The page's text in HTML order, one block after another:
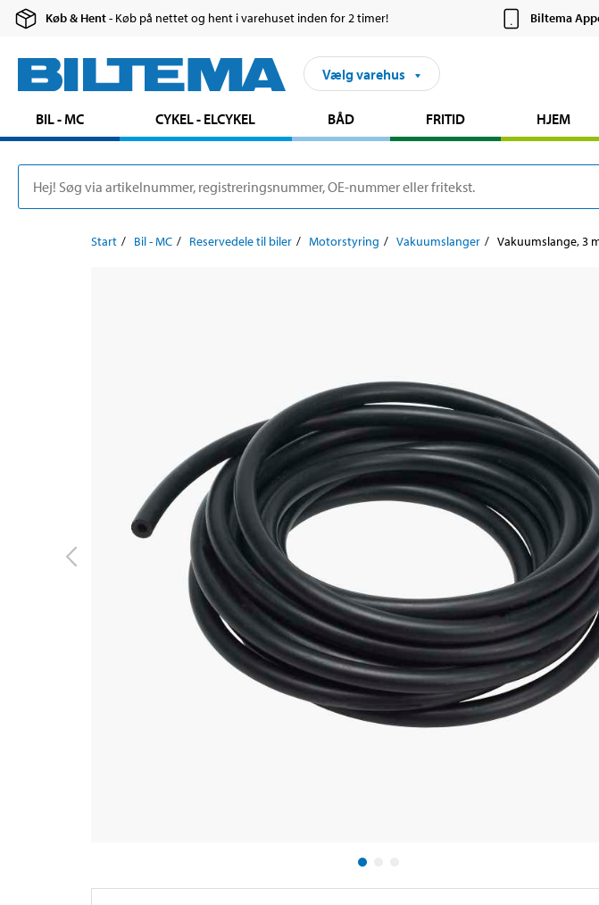
Køb & Hent- Køb på nettet og hent i varehuset inden for 2 timer! Biltema
Vælg varehus
BIL - MC CYKEL - ELCYKEL BÅD FRITID HJEM
Start Bil - MC Reservedele til biler Motorstyring Vakuumslanger Vakuumslange, 3